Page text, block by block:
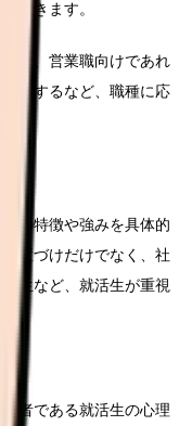
いきます。
を、営業職向けであれ
開するなど、職種に応
の特徴や強みを具体的
置づけだけでなく、社
生など、就活生が重視
者である就活生の心理